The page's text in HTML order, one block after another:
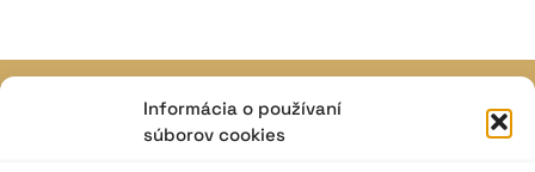
Informácia o používaní
súborov cookies